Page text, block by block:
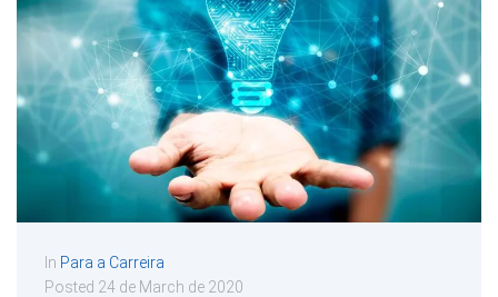
In Para a Carreira
Posted 24 de March de 2020